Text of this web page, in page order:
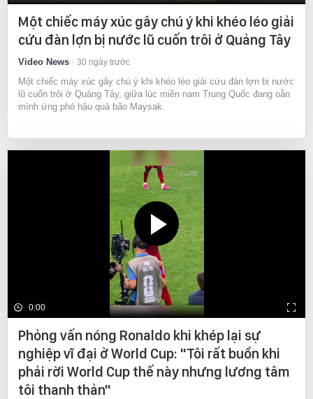
Một chiếc máy xúc gây chú ý khi khéo léo giải
cứu đàn lợn bị nước lũ cuốn trôi ở Quảng Tây
Video News 30 ngày trước
Một chiếc máy xúc gây chú ý khi khéo léo giải cứu đàn lợn bị nước
lũ cuốn trôi ở Quảng Tây, giữa lúc miền nam Trung Quốc đang oằn
mình ứng phó hậu quả bão Maysak.
0:00
Phỏng vấn nóng Ronaldo khi khép lại sự
nghiệp vĩ đại ở World Cup: "Tôi rất buồn khi
phải rời World Cup thế này nhưng lương tâm
tôi thanh thản"